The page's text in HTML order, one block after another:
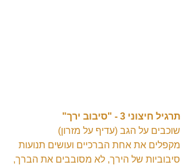
תרגיל חיצוני 3 - "סיבוב ירך"
שוכבים על הגב (עדיף על מזרון)
מקפלים את אחת הברכיים ועושים תנועות
סיבוביות של הירך, לא מסובבים את הברך,